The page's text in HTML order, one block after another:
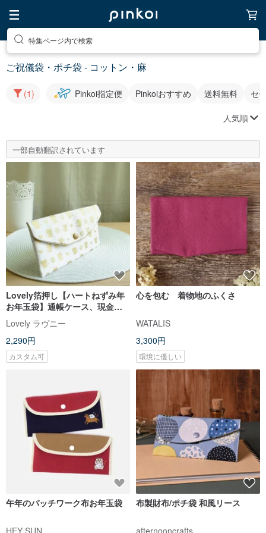
特集ページ内で検索
ご祝儀袋・ポチ袋 - コットン・麻
(1) Pinkoi指定便 Pinkoiおすすめ 送料無料 セ
人気順
一部自動翻訳されています
Lovely箔押し【ハートねずみ年
お年玉袋】通帳ケース、現金収
納袋、白金E
Lovely ラヴニー
2,290円
カスタム可
心を包む 着物地のふくさ
WATALIS
3,300円
環境に優しい
午年のパッチワーク布お年玉袋
HEY SUN
布製財布/ポチ袋 和風リース
afternooncrafts